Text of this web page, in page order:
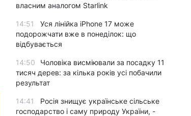
власним аналогом Starlink
14:51
Уся лінійка iPhone 17 може
подорожчати вже в понеділок: що
відбувається
14:50
Чоловіка висміювали за посадку 11
тисяч дерев: за кілька років усі побачили
результат
14:41
Росія знищує українське сільське
господарство і саму природу України, -